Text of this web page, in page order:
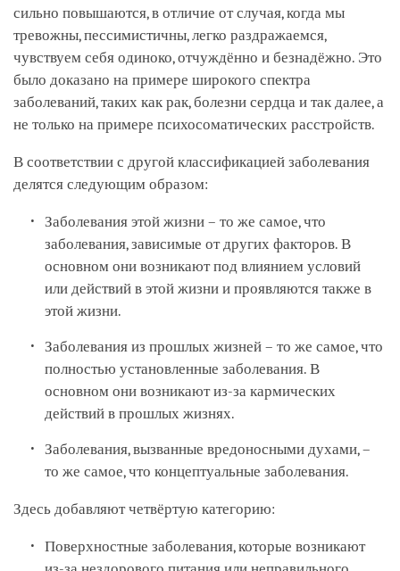
сильно повышаются, в отличие от случая, когда мы
тревожны, пессимистичны, легко раздражаемся,
чувствуем себя одиноко, отчуждённо и безнадёжно. Это
было доказано на примере широкого спектра
заболеваний, таких как рак, болезни сердца и так далее, а
не только на примере психосоматических расстройств.
В соответствии с другой классификацией заболевания
делятся следующим образом:
Заболевания этой жизни – то же самое, что
заболевания, зависимые от других факторов. В
основном они возникают под влиянием условий
или действий в этой жизни и проявляются также в
этой жизни.
Заболевания из прошлых жизней – то же самое, что
полностью установленные заболевания. В
основном они возникают из-за кармических
действий в прошлых жизнях.
Заболевания, вызванные вредоносными духами, –
то же самое, что концептуальные заболевания.
Здесь добавляют четвёртую категорию:
Поверхностные заболевания, которые возникают